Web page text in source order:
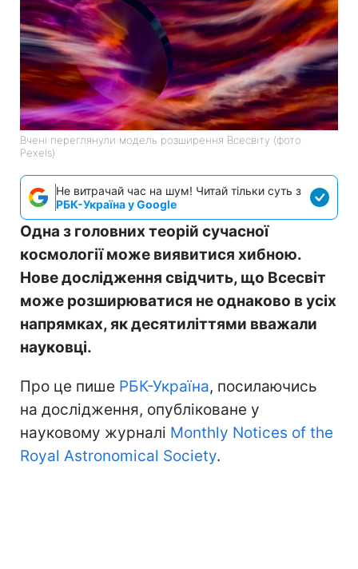
Вчені переглянули модель розширення Всесвіту (фото:
Pexels)
Не витрачай час на шум! Читай тільки суть з
РБК-Україна у Google
Одна з головних теорій сучасної
космології може виявитися хибною.
Нове дослідження свідчить, що Всесвіт
може розширюватися не однаково в усіх
напрямках, як десятиліттями вважали
науковці.
Про це пише РБК-Україна, посилаючись
на дослідження, опубліковане у
науковому журналі Monthly Notices of the
Royal Astronomical Society.